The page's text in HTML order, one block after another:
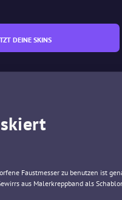
DEINE SKINS
Faustmesser zu benutzen ist
aus Malerkreppband als